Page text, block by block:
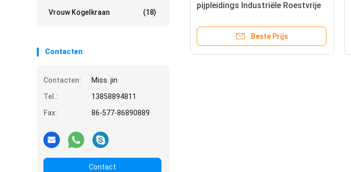
Vrouw Kogelkraan (18)
Contacten
Contacten:
Miss. jin
Tel.:
13858894811
Fax:
86-577-86890889
Contact
pijpleidings Industriële Roestvrije
CF8 CF8M
Beste Prijs